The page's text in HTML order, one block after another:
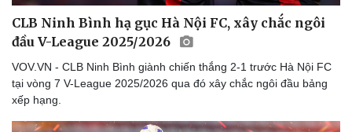
CLB Ninh Bình hạ gục Hà Nội FC, xây chắc ngôi
đầu V-League 2025/2026
VOV.VN - CLB Ninh Bình giành chiến thắng 2-1 trước Hà Nội FC
tại vòng 7 V-League 2025/2026 qua đó xây chắc ngôi đầu bảng
xếp hạng.